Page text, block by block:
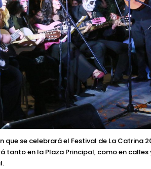
que se celebrará el Festival de La Catrina
tanto en la Plaza Principal, como en calles